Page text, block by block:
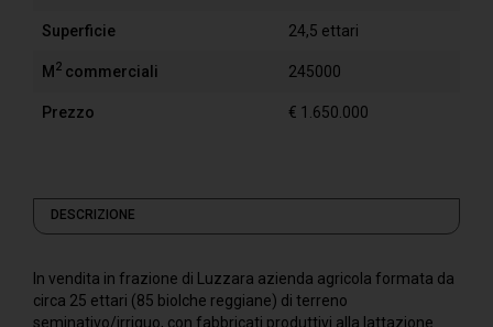
Superficie 24,5 ettari
M 2 commerciali 245000
Prezzo € 1.650.000
DESCRIZIONE
In vendita in frazione di Luzzara azienda agricola formata da
circa 25 ettari (85 biolche reggiane) di terreno
seminativo/irriguo, con fabbricati produttivi alla lattazione